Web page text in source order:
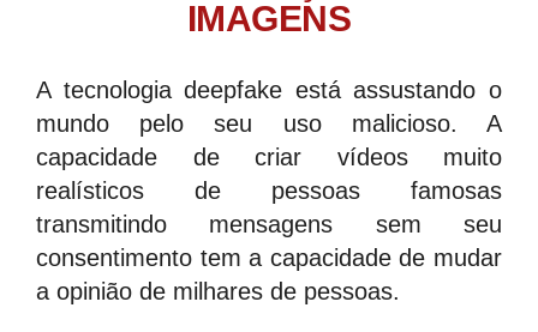
IMAGENS
A tecnologia deepfake está assustando o
mundo pelo seu uso malicioso. A
capacidade de criar vídeos muito
realísticos de pessoas famosas
transmitindo mensagens sem seu
consentimento tem a capacidade de mudar
a opinião de milhares de pessoas.